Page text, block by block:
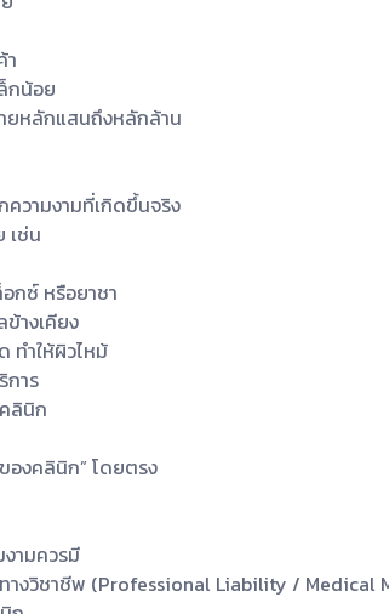
า
กน้อย
ยหลักแสนถึงหลักล้าน
ความงามที่เกิดขึ้นจริง
เช่น
กซ์ หรือยาชา
างเคียง
ทำให้ผิวไหม้
การ
ลินิก
องคลินิก” โดยตรง
ามควรมี
ทางวิชาชีพ (Professional Liability / Medical